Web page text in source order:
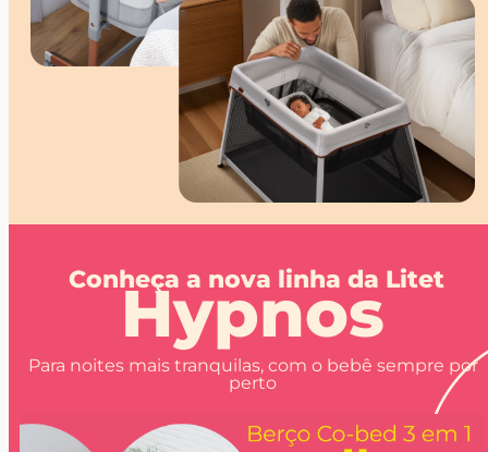
Conheça a nova linha da Litet
Hypnos
Para noites mais tranquilas, com o bebê sempre por
perto